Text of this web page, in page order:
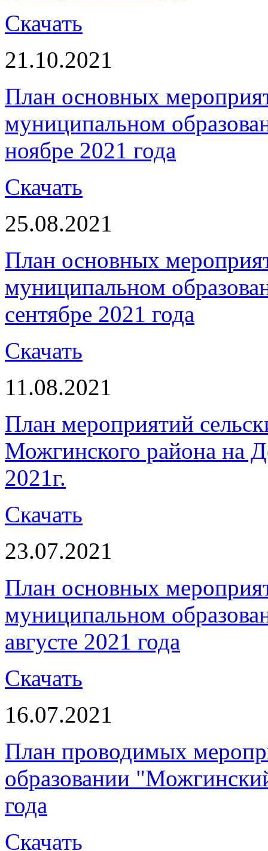
Скачать
21.10.2021
План основных
муниципальном
ноябре 2021 года
Скачать
25.08.2021
План основных
муниципальном
сентябре 2021 года
Скачать
11.08.2021
План мероприятий
Можгинского района на
2021г.
Скачать
23.07.2021
План основных
муниципальном
августе 2021 года
Скачать
16.07.2021
План проводимых
образовании
года
Скачать